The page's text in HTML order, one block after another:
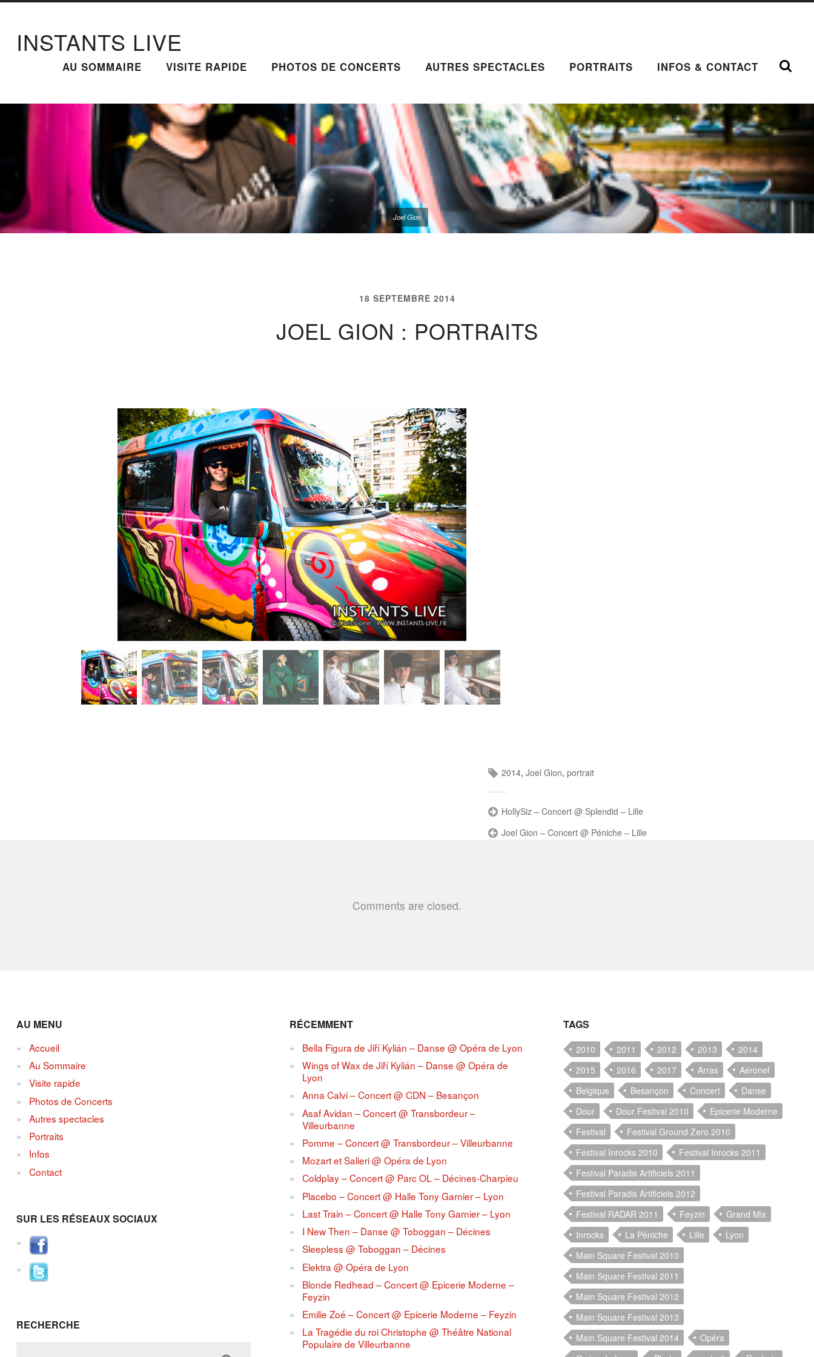
INSTANTS LIVE
AU SOMMAIRE VISITE RAPIDE PHOTOS DE CONCERTS AUTRES SPECTACLES PORTRAITS INFOS & CONTACT
Joel Gion
18 SEPTEMBRE 2014
JOEL GION : PORTRAITS
2014,Joel Gion,portrait
HollySiz – Concert @ Splendid – Lille
Joel Gion – Concert @ Péniche – Lille
Comments are closed.
AU MENU
Accueil
Au Sommaire
Visite rapide
Photos de Concerts
Autres spectacles
Portraits
Infos
Contact
SUR LES RÉSEAUX SOCIAUX
RECHERCHE
RÉCEMMENT
Bella Figura de Jiří Kylián – Danse @ Opéra de Lyon
Wings of Wax de Jiří Kylián – Danse @ Opéra de
Lyon
Anna Calvi – Concert @ CDN – Besançon
Asaf Avidan – Concert @ Transbordeur –
Villeurbanne
Pomme – Concert @ Transbordeur – Villeurbanne
Mozart et Salieri @ Opéra de Lyon
Coldplay – Concert @ Parc OL – Décines-Charpieu
Placebo – Concert @ Halle Tony Garnier – Lyon
Last Train – Concert @ Halle Tony Garnier – Lyon
I New Then – Danse @ Toboggan – Décines
Sleepless @ Toboggan – Décines
Elektra @ Opéra de Lyon
Blonde Redhead – Concert @ Epicerie Moderne –
Feyzin
Emilie Zoé – Concert @ Epicerie Moderne – Feyzin
La Tragédie du roi Christophe @ Théâtre National
Populaire de Villeurbanne
TAGS
2010 2011 2012 2013
2014
2015
2016 2017 Arras
Aéronef
Belgique
Besançon Concert
Danse
Dour
Dour Festival 2010
Epicerie Moderne
Festival
Festival Ground Zero 2010
Festival Inrocks 2010
Festival Inrocks 2011
Festival Paradis Artificiels 2011
Festival Paradis Artificiels 2012
Festival RADAR 2011
Feyzin
Grand Mix
Inrocks
La Péniche Lille
Lyon
Main Square Festival 2010
Main Square Festival 2011
Main Square Festival 2012
Main Square Festival 2013
Main Square Festival 2014
Opéra